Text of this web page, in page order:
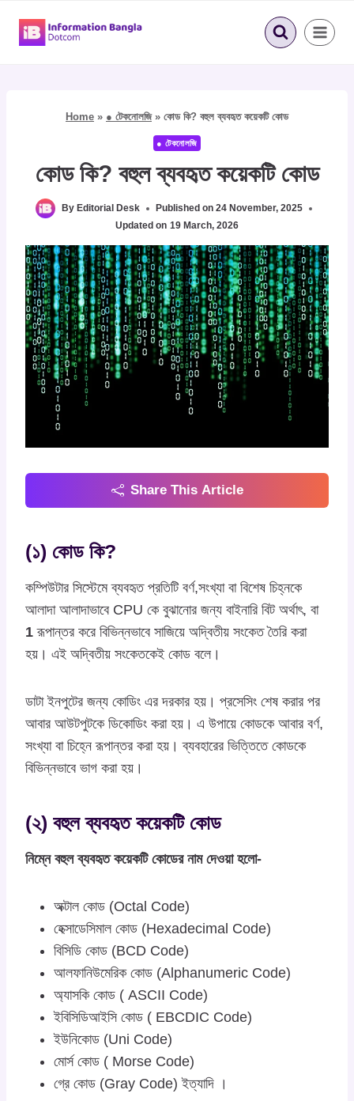
Home » ● টেকনোলজি» কোড কি? বহুল ব্যবহৃত কয়েকটি কোড
● টেকনোলজি
কোড কি? বহুল ব্যবহৃত কয়েকটি কোড
By Editorial Desk Published on 24 November, 2025
Updated on 19 March, 2026
Share This Article
(১) কোড কি?
কম্পিউটার সিস্টেমে ব্যবহৃত প্রতিটি বর্ণ,সংখ্যা বা বিশেষ চিহ্নকে
আলাদা আলাদাভাবে CPU কে বুঝানোর জন্য বাইনারি বিট অর্থাৎ, বা
1 রূপান্তর করে বিভিন্নভাবে সাজিয়ে অদ্বিতীয় সংকেত তৈরি করা
হয়। এই অদ্বিতীয় সংকেতকেই কোড বলে।
ডাটা ইনপুটের জন্য কোডিং এর দরকার হয়। প্রসেসিং শেষ করার পর
আবার আউটপুটকে ডিকোডিং করা হয়। এ উপায়ে কোডকে আবার বর্ণ,
সংখ্যা বা চিহ্নে রূপান্তর করা হয়। ব্যবহারের ভিত্তিতে কোডকে
বিভিন্নভাবে ভাগ করা হয়।
(২) বহুল ব্যবহৃত কয়েকটি কোড
নিম্নে বহুল ব্যবহৃত কয়েকটি কোডের নাম দেওয়া হলো-
অক্টাল কোড (Octal Code)
হেক্সাডেসিমাল কোড (Hexadecimal Code)
বিসিডি কোড (BCD Code)
আলফানিউমেরিক কোড (Alphanumeric Code)
অ্যাসকি কোড ( ASCII Code)
ইবিসিডিআইসি কোড ( EBCDIC Code)
ইউনিকোড (Uni Code)
মোর্স কোড ( Morse Code)
গ্রে কোড (Gray Code) ইত্যাদি ।